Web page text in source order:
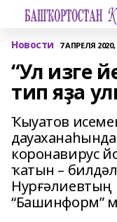
Новости 7 АПРЕЛЯ 2020,
“Ул изге
тип яҙа
Ҡыуатов
коронавирус
ҡатын –
Нурғәлиевтың
“Башинформ”